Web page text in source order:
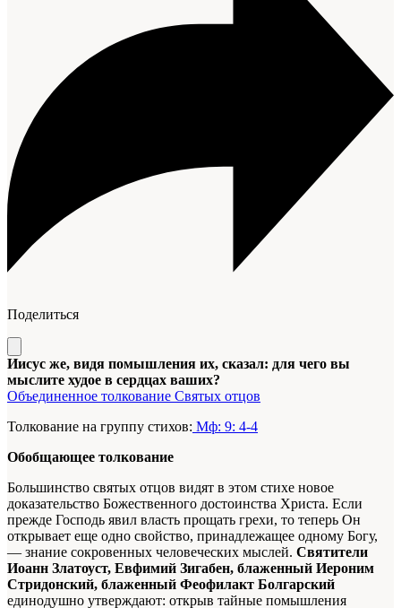
Поделиться
Иисус же, видя помышления их, сказал: для чего вы
мыслите худое в сердцах ваших?
Объединенное толкование Святых отцов
Толкование на группу стихов: Мф: 9: 4-4
Обобщающее толкование
Большинство святых отцов видят в этом стихе новое
доказательство Божественного достоинства Христа. Если
прежде Господь явил власть прощать грехи, то теперь Он
открывает еще одно свойство, принадлежащее одному Богу,
— знание сокровенных человеческих мыслей. Святители
Иоанн Златоуст, Евфимий Зигабен, блаженный Иероним
Стридонский, блаженный Феофилакт Болгарский
единодушно утверждают: открыв тайные помышления